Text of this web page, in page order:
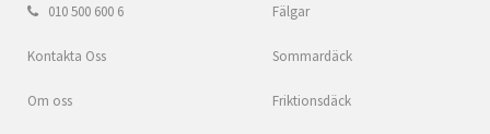
010 500 600 6
Kontakta Oss
Om oss
Fälgar
Sommardäck
Friktionsdäck